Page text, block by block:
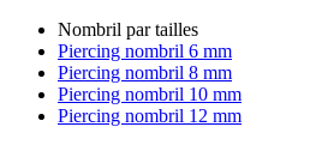
Nombril par tailles
Piercing nombril 6 mm
Piercing nombril 8 mm
Piercing nombril 10 mm
Piercing nombril 12 mm